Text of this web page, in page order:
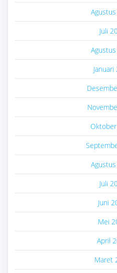
Juli
Juli
Juni
Mei
April
Maret